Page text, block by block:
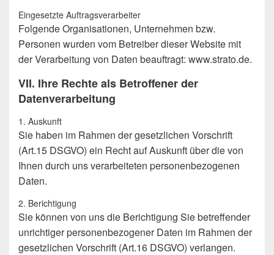
Eingesetzte Auftragsverarbeiter
Folgende Organisationen, Unternehmen bzw.
Personen wurden vom Betreiber dieser Website mit
der Verarbeitung von Daten beauftragt: www.strato.de.
VII. Ihre Rechte als Betroffener der
Datenverarbeitung
1. Auskunft
Sie haben im Rahmen der gesetzlichen Vorschrift
(Art.15 DSGVO) ein Recht auf Auskunft über die von
Ihnen durch uns verarbeiteten personenbezogenen
Daten.
2. Berichtigung
Sie können von uns die Berichtigung Sie betreffender
unrichtiger personenbezogener Daten im Rahmen der
gesetzlichen Vorschrift (Art.16 DSGVO) verlangen.